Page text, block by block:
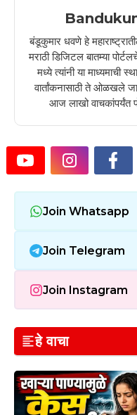
बंडूकुमार धवणे हे
मराठी डिजिटल बातम्या
मध्ये त्यांनी या माध्यमाची
वार्तांकनासाठी ते ओळखले
आज लाखो वाचकांपर्यंत
Join Whatsapp
Join Telegram
Join Instagram
हे वाचा